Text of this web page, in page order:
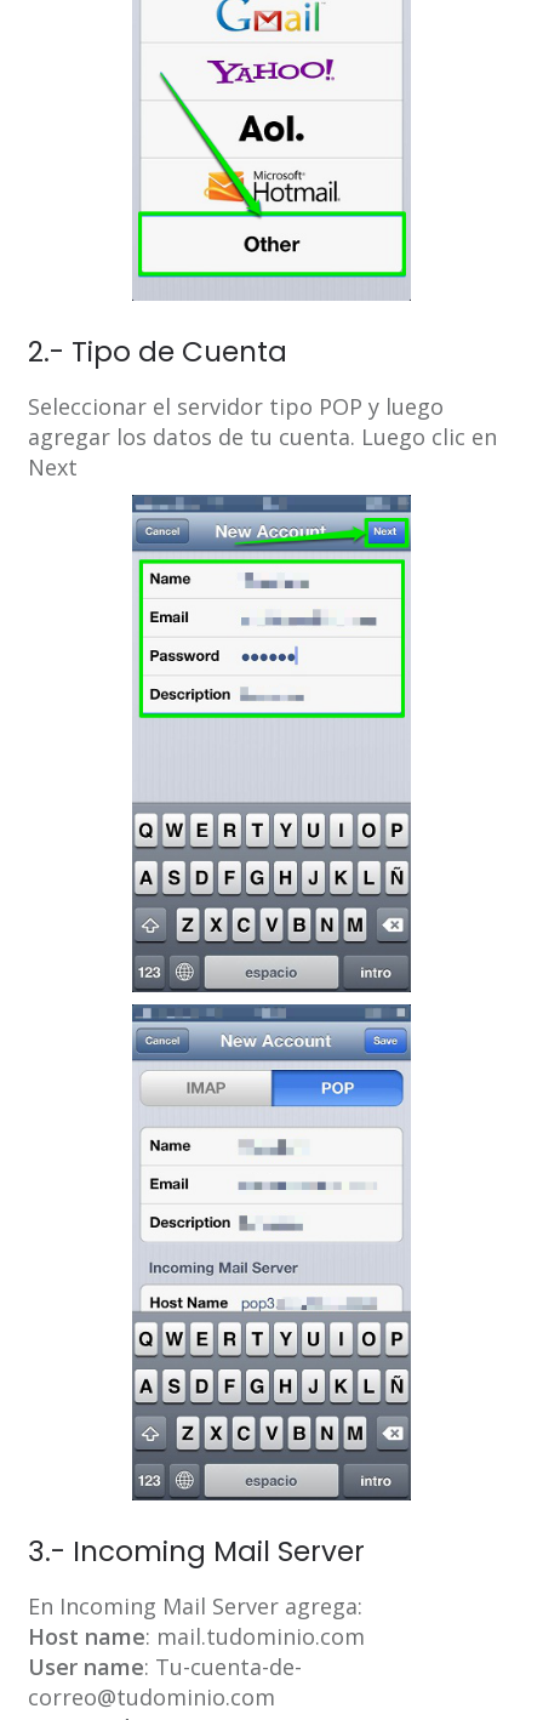
2.- Tipo de Cuenta
Seleccionar el servidor tipo POP y luego
agregar los datos de tu cuenta. Luego clic en
Next
3.- Incoming Mail Server
En Incoming Mail Server agrega:
Host name: mail.tudominio.com
User name: Tu-cuenta-de-
correo@tudominio.com